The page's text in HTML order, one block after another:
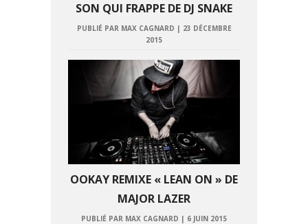
SON QUI FRAPPE DE DJ SNAKE
PUBLIÉ PAR MAX CAGNARD | 23 DÉCEMBRE
2015
OOKAY REMIXE « LEAN ON » DE
MAJOR LAZER
PUBLIÉ PAR MAX CAGNARD | 6 JUIN 2015